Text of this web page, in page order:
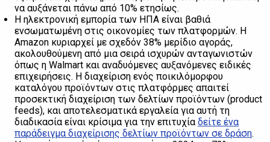
να αυξάνεται πάνω από 10% ετησίως.
Η ηλεκτρονική εμπορία των ΗΠΑ είναι βαθιά
ενσωματωμένη στις οικονομίες των πλατφορμών. Η
Amazon κυριαρχεί με σχεδόν 38% μερίδιο αγοράς,
ακολουθούμενη από μια σειρά ισχυρών ανταγωνιστών
όπως η Walmart και αναδυόμενες αυξανόμενες ειδικές
επιχειρήσεις. Η διαχείριση ενός ποικιλόμορφου
καταλόγου προϊόντων στις πλατφόρμες απαιτεί
προσεκτική διαχείριση των δελτίων προϊόντων (product
feeds), και αποτελεσματικά εργαλεία για αυτή τη
διαδικασία είναι κρίσιμα για την επιτυχίαδείτε ένα
παράδειγμα διαχείρισης δελτίων προϊόντων σε δράση.